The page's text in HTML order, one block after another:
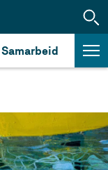
Samarbeid